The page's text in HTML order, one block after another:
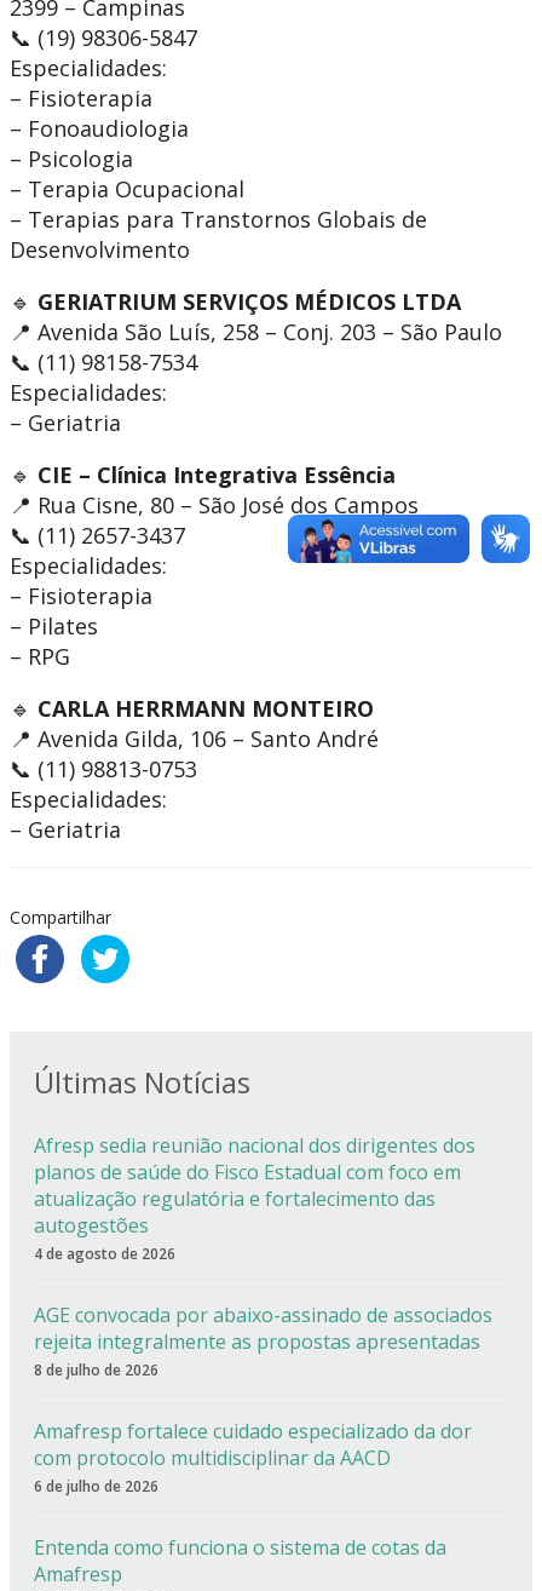
2399 – Campinas
📞 (19) 98306-5847
Especialidades:
– Fisioterapia
– Fonoaudiologia
– Psicologia
– Terapia Ocupacional
– Terapias para Transtornos Globais de
Desenvolvimento
🔹 GERIATRIUM SERVIÇOS MÉDICOS LTDA
📍 Avenida São Luís, 258 – Conj. 203 – São Paulo
📞 (11) 98158-7534
Especialidades:
– Geriatria
🔹 CIE – Clínica Integrativa Essência
📍 Rua Cisne, 80 – São José dos Campos
📞 (11) 2657-3437
Especialidades:
– Fisioterapia
– Pilates
– RPG
🔹 CARLA HERRMANN MONTEIRO
📍 Avenida Gilda, 106 – Santo André
📞 (11) 98813-0753
Especialidades:
– Geriatria
Compartilhar
Últimas Notícias
Afresp sedia reunião nacional dos dirigentes dos
planos de saúde do Fisco Estadual com foco em
atualização regulatória e fortalecimento das
autogestões
4 de agosto de 2026
AGE convocada por abaixo-assinado de associados
rejeita integralmente as propostas apresentadas
8 de julho de 2026
Amafresp fortalece cuidado especializado da dor
com protocolo multidisciplinar da AACD
6 de julho de 2026
Entenda como funciona o sistema de cotas da
Amafresp